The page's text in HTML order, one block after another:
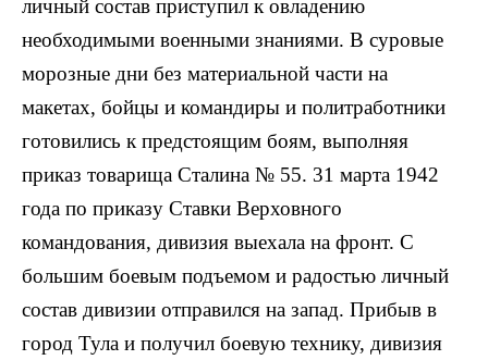
личный состав приступил к овладению
необходимыми военными знаниями. В суровые
морозные дни без материальной части на
макетах, бойцы и командиры и политработники
готовились к предстоящим боям, выполняя
приказ товарища Сталина № 55. 31 марта 1942
года по приказу Ставки Верховного
командования, дивизия выехала на фронт. С
большим боевым подъемом и радостью личный
состав дивизии отправился на запад. Прибыв в
город Тула и получил боевую технику, дивизия